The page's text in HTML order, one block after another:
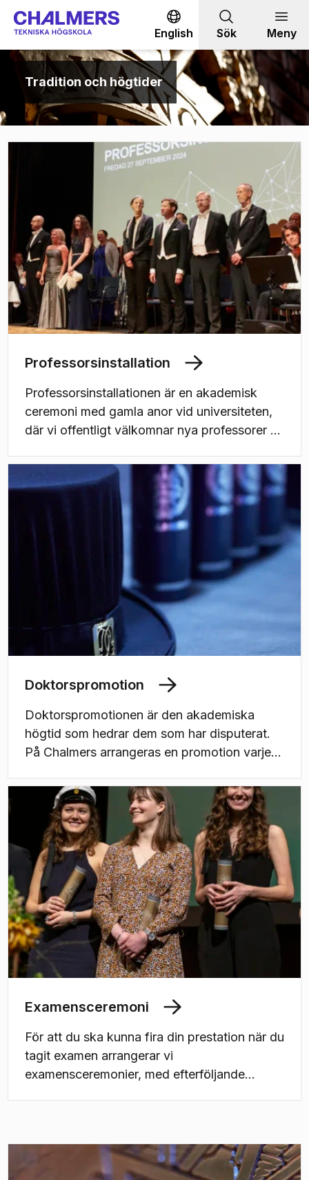
Gå till innehållet
English Sök Meny
Tradition och högtider
Professorsinstallation
Professorsinstallationen är en akademisk
ceremoni med gamla anor vid universiteten,
där vi offentligt välkomnar nya professorer –
vetenskapliga ämnesområdena. Ceremonin
synliggör också deras forskningsprofiler för
kollegor och allmänhet och sprider därmed
information om vilka ämnesområden som
Doktorspromotion
Doktorspromotionen är den akademiska
högtid som hedrar dem som har disputerat.
På Chalmers arrangeras en promotion varje
har haft rätt att examinera doktorander sedan
1940. Sedan dess har 231 teknologie
hedersdoktorer, 3 794 teknologie doktorer,
444 filosofie doktorer, 3 ekonomie doktorer
och 1 medicine doktor promoverats (maj
2026).
Examensceremoni
För att du ska kunna fira din prestation när du
tagit examen arrangerar vi
examensceremonier, med efterföljande
högskoleingenjörer, teknologie magistrar,
teknologie masters, ämneslärare och även